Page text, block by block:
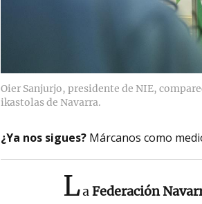
Oier Sanjurjo, presidente de NIE,
ikastolas de Navarra.
¿Ya nos sigues? Márcanos como
LaFederación